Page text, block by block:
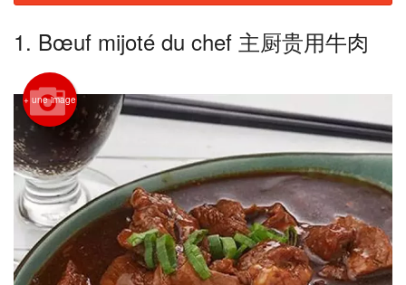
Connection
Inscription
Panier (0)
Rechercher
1. Bœuf mijoté du chef 主厨贵用牛肉
+ une image